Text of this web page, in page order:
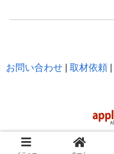
お問い合わせ 取材依頼